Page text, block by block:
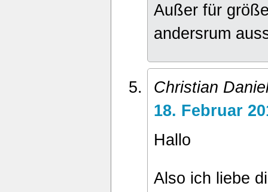
Außer für
andersrum
Christian
18. Februar
Hallo
Also ich liebe